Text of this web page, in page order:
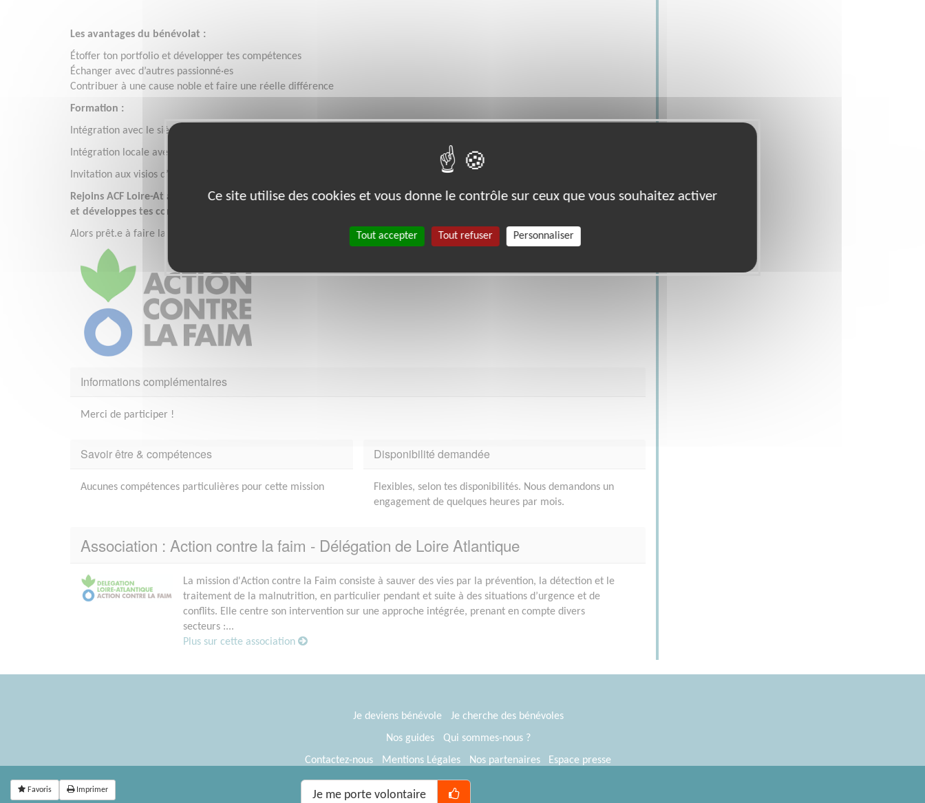
Les avantages du bénévolat :
Étoffer ton portfolio et développer tes compétences
Échanger avec d’autres passionné·es
Contribuer à une cause noble et faire une réelle différence
Formation :
Intégration avec le siège ACF Paris (1h)
Intégration locale avec le délégué Loire-Atlantique Jean-Luc
Invitation aux visios d’infos terrain mensuelles et aux évènements de l’association
Rejoins ACF Loire-Atlantique et intègre une équipe motivée et passionnée. Mets tes talents au service de la communauté
et développes tes compétences !
Alors prêt.e à faire la différence ? Rejoins-nous !
Informations complémentaires
Merci de participer !
Savoir être & compétences
Aucunes compétences particulières pour cette mission
Disponibilité demandée
Flexibles, selon tes disponibilités. Nous demandons un
engagement de quelques heures par mois.
Association : Action contre la faim - Délégation de Loire Atlantique
La mission d'Action contre la Faim consiste à sauver des vies par la prévention, la détection et le
traitement de la malnutrition, en particulier pendant et suite à des situations d’urgence et de
conflits. Elle centre son intervention sur une approche intégrée, prenant en compte divers
secteurs :...
Plus sur cette association
Favoris Imprimer Je me porte volontaire
Je deviens bénévole
Je cherche des bénévoles
Nos guides
Qui sommes-nous ?
Contactez-nous
Mentions Légales Nos partenaires
Espace presse
® Tous Bénévoles 2012-2026
Ce site utilise des cookies et vous donne le contrôle sur ceux que vous souhaitez activer
Tout accepter Tout refuser Personnaliser